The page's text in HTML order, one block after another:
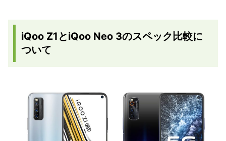
iQoo Z1とiQoo Neo 3のスペック比較に
ついて